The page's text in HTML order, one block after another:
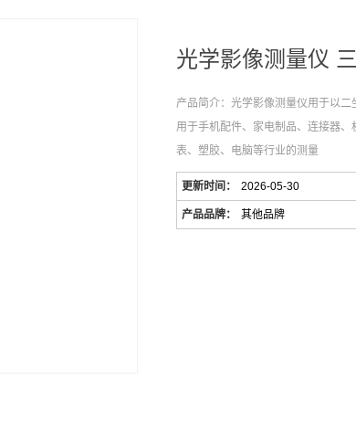
光学影像测量仪
产品简介：光学影像测量仪用于以
用于手机配件、家电制品、连接器
表、塑胶、电脑等行业的测量
更新时间： 2026-05-30
产品品牌： 其他品牌